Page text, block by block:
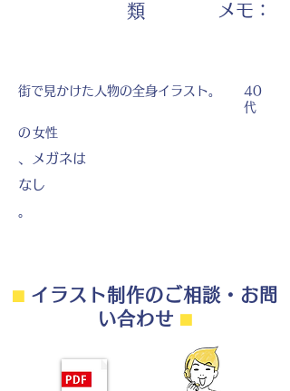
類
​メモ：
街で見かけた人物の全身イラスト。
40
代
の 女性
、メガネは
なし
。
⬛︎イラスト制作のご相談・お問
い合わせ ⬛︎